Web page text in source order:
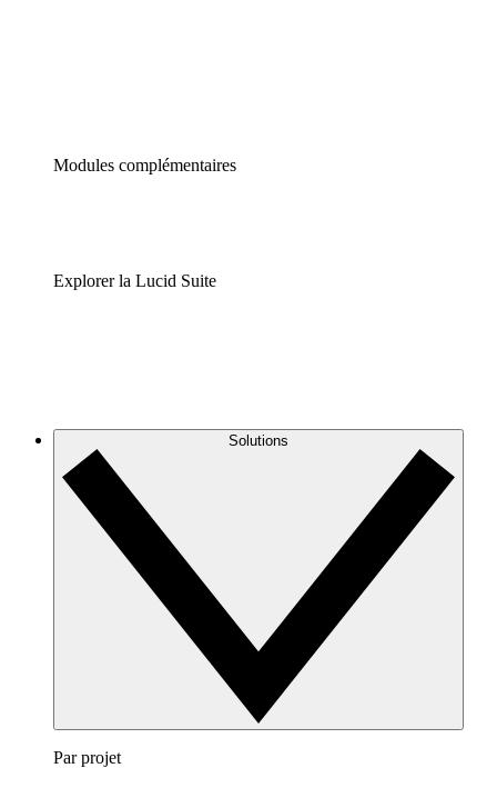
Modules complémentaires
Explorer la Lucid Suite
Solutions
Par projet